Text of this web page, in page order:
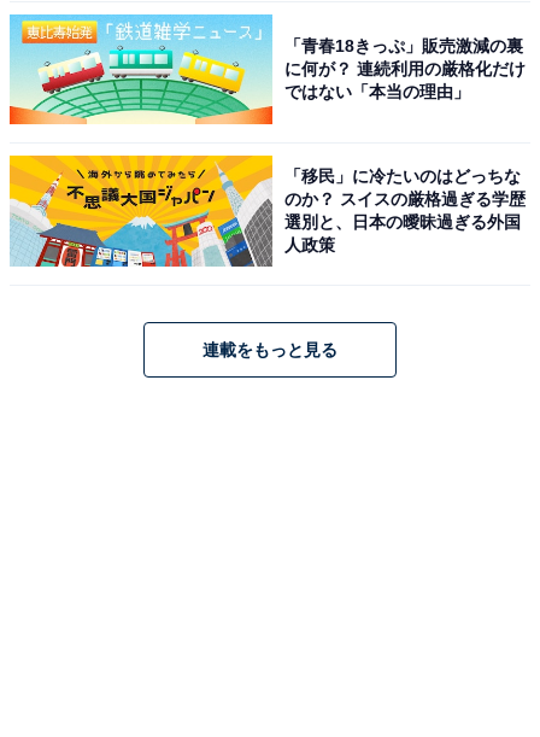
※回答者のコメントは原文ママです
アニメや漫画のレビュー、エンタメトピックスなどを中
心に、オールジャンルで執筆中のライター。時々、店舗
取材などのリポート記事も担当。All AboutおよびAll
About ニュースでのライター歴は5年。
「青春18きっぷ」販売激減の裏
に何が？ 連続利用の厳格化だけ
ではない「本当の理由」
「移民」に冷たいのはどっちな
のか？ スイスの厳格過ぎる学歴
選別と、日本の曖昧過ぎる外国
人政策
連載をもっと見る